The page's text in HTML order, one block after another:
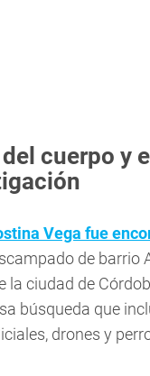
cuerpo y
Vega fue
de barrio
la ciudad de
búsqueda que
drones y